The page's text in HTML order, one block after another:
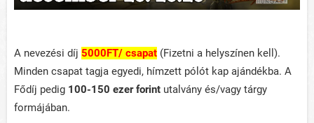
A nevezési díj 5000FT/ csapat (Fizetni a helyszínen kell).
Minden csapat tagja egyedi, hímzett pólót kap ajándékba. A
Fődíj pedig 100-150 ezer forint utalvány és/vagy tárgy
formájában.